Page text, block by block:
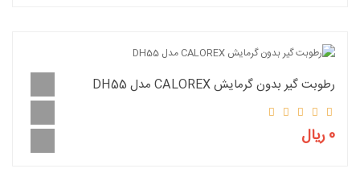
رطوبت گیر بدون گرمایش CALOREX مدل DH55
0 ریال